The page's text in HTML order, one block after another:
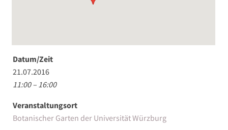
Datum/Zeit
21.07.2016
11:00 – 16:00
Veranstaltungsort
Botanischer Garten der Universität Würzburg